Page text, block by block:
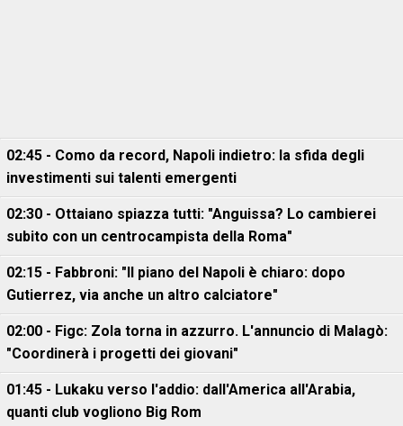
02:45 - Como da record, Napoli indietro: la sfida degli
investimenti sui talenti emergenti
02:30 - Ottaiano spiazza tutti: "Anguissa? Lo cambierei
subito con un centrocampista della Roma"
02:15 - Fabbroni: "Il piano del Napoli è chiaro: dopo
Gutierrez, via anche un altro calciatore"
02:00 - Figc: Zola torna in azzurro. L'annuncio di Malagò:
"Coordinerà i progetti dei giovani"
01:45 - Lukaku verso l'addio: dall'America all'Arabia,
quanti club vogliono Big Rom